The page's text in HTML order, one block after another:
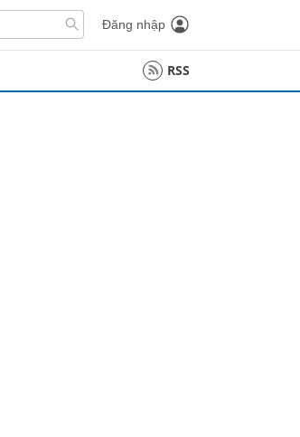
Đăng nhập
RSS